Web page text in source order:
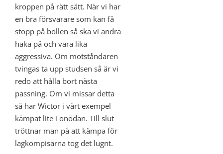
kroppen på rätt sätt. När vi har
en bra försvarare som kan få
stopp på bollen så ska vi andra
haka på och vara lika
aggressiva. Om motståndaren
tvingas ta upp studsen så är vi
redo att hålla bort nästa
passning. Om vi missar detta
så har Wictor i vårt exempel
kämpat lite i onödan. Till slut
tröttnar man på att kämpa för
lagkompisarna tog det lugnt.